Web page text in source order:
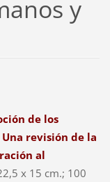
y
de los
revisión de la
al
x 15 cm.; 100